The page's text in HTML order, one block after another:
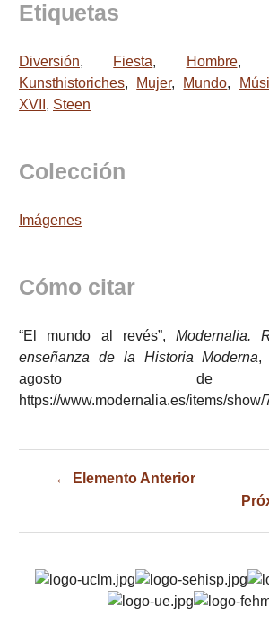
Etiquetas
Diversión, Fiesta, Hombre,
Kunsthistoriches, Mujer, Mundo,
XVII , Steen
Colección
Imágenes
Cómo citar
“El mundo al revés”,Modernalia.
enseñanza de la Historia Moderna,
agosto de
https://www.modernalia.es/items/show/
← Elemento Anterior